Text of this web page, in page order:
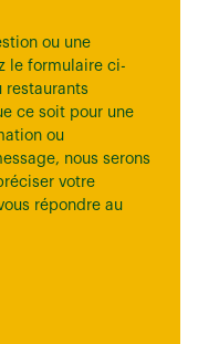
ou une
le formulaire ci-
restaurants
ce soit pour une
ou
nous serons
votre
répondre au